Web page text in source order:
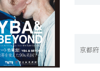
京都府